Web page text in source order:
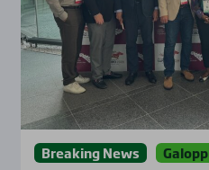
Breaking News Galopp